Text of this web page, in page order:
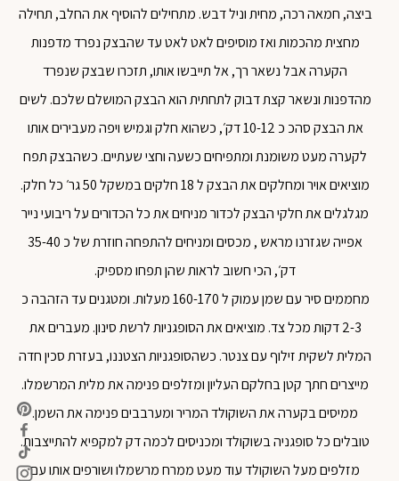
ביצה, חמאה רכה, מחית וניל דבש. מתחילים להוסיף את החלב, תחילה
מחצית מהכמות ואז מוסיפים לאט לאט עד שהבצק נפרד מדפנות
הקערה אבל נשאר רך, אל תייבשו אותו, תזכרו שבצק שנפרד
מהדפנות ונשאר קצת דבוק לתחתית הוא הבצק המושלם שלכם. לשים
את הבצק סהכ כ 10-12 דק׳, כשהוא חלק וגמיש ויפה מעבירים אותו
לקערה מעט משומנת ומתפיחים כשעה וחצי שעתיים. כשהבצק תפח
מוציאים אויר ומחלקים את הבצק ל 18 חלקים במשקל 50 גר׳ כל חלק.
מגלגלים את חלקי הבצק לכדור מניחים את כל הכדורים על ריבועי נייר
אפייה שגזרנו מראש , מכסים ומניחים להתפחה חוזרת של כ 35-40
דק׳, הכי חשוב לראות שהן תפחו מספיק.
מחממים סיר עם שמן עמוק ל 160-170 מעלות. ומטגנים עד הזהבה כ
2-3 דקות מכל צד. מוציאים את הסופגניות לרשת סינון. מעברים את
המלית לשקית זילוף עם צנטר. כשהסופגניות הצטננו, בעזרת סכין חדה
מייצרים חתך קטן בחלקם העליון ומזלפים פנימה את מלית המרשמלו.
ממיסים בקערה את השוקולד המריר ומערבבים פנימה את השמן.
טובלים כל סופגניה בשוקולד ומכניסים לכמה דק למקפיא להתייצבות.
מזלפים מעל השוקולד עוד מעט ממרח מרשמלו ושורפים אותו עם